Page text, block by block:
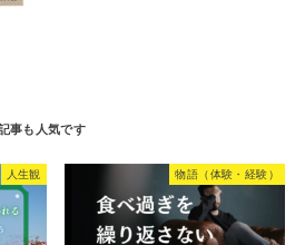
人生観 物語（体験・経験）